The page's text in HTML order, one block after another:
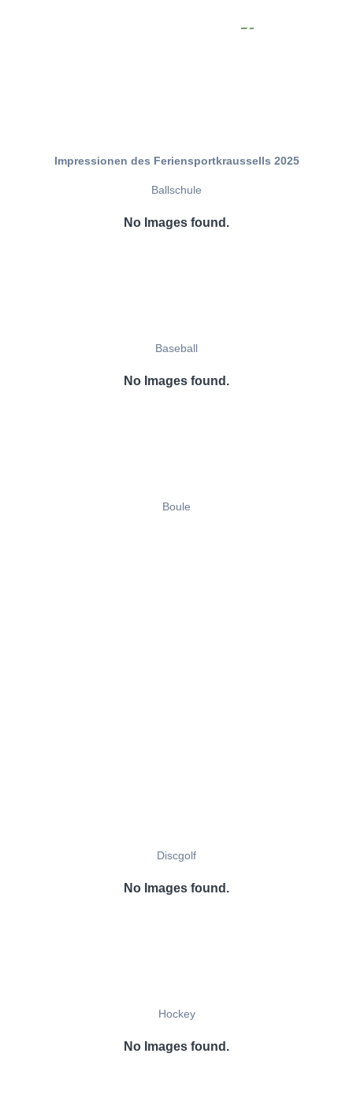
Impressionen des Feriensportkraussells 2025
Ballschule
No Images found.
Baseball
No Images found.
Boule
Discgolf
No Images found.
Hockey
No Images found.